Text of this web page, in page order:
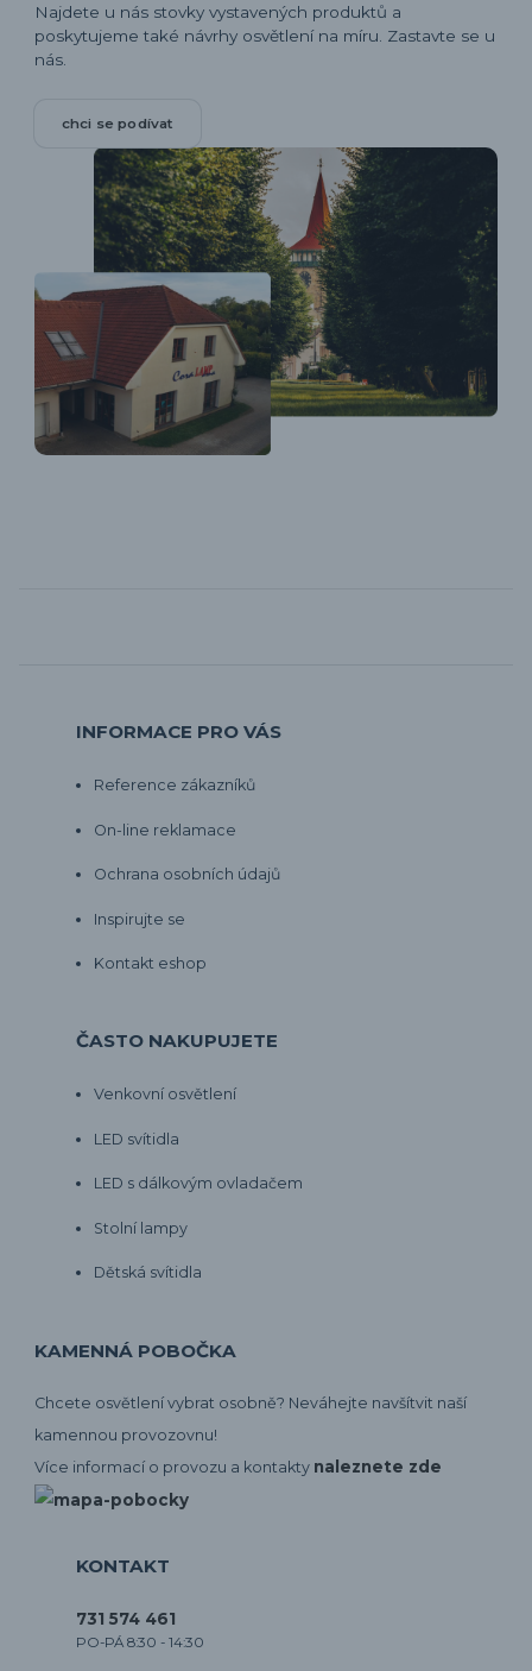
Najdete u nás stovky vystavených produktů a
poskytujeme také návrhy osvětlení na míru. Zastavte se u
nás.
chci se podívat
INFORMACE PRO VÁS
Reference zákazníků
On-line reklamace
Ochrana osobních údajů
Inspirujte se
Kontakt eshop
ČASTO NAKUPUJETE
Venkovní osvětlení
LED svítidla
LED s dálkovým ovladačem
Stolní lampy
Dětská svítidla
KAMENNÁ POBOČKA
Chcete osvětlení vybrat osobně? Neváhejte navšítvit naší
kamennou provozovnu!
Více informací o provozu a kontakty naleznete zde
KONTAKT
731 574 461
PO-PÁ 8:30 - 14:30